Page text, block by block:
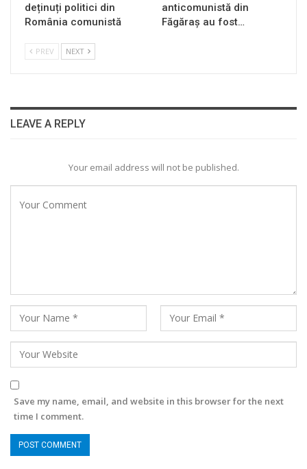
deținuți politici din
România comunistă
anticomunistă din
Făgăraș au fost…
PREV NEXT
LEAVE A REPLY
Your email address will not be published.
Save my name, email, and website in this browser for the next
time I comment.